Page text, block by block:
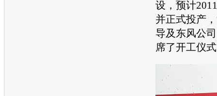
设，预计
并正式投产
导及东风公
席了开工仪